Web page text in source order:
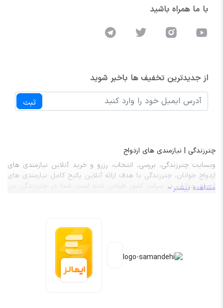
با ما همراه باشید
از جدیدترین تخفیف ها باخبر شوید
ثبت
چترزندگی | نیازمندی های ازدواج
وبسایت چترزندگی، بررسی، انتخاب، رزرو و خرید آنلاین نیازمندی های
ازدواج جوانان، چترزندگی با هدف ارائه آنلاین پکیج کامل نیازمندی های
ازدواج جوانان در سراسر کشور طراحی شده است. شما در چترزندگی می
آنلاین پردخت نمایید. کلیه خدمات و محصولات موجود در چترزندگی با
مشاهده بیشتر